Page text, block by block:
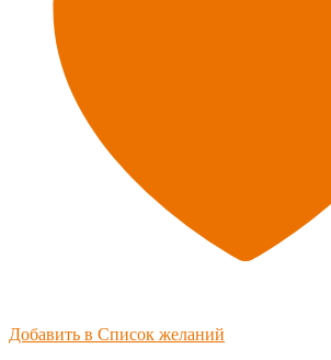
Добавить в Список желаний